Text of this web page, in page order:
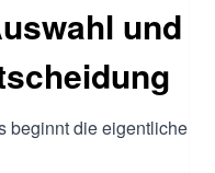
und
beginnt die eigentliche